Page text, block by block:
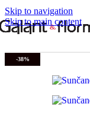
Skip to navigation
Skip to main content
-38%